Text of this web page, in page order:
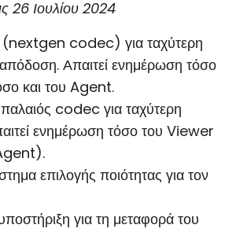
26 Ιουλίου 2024
codec) για ταχύτερη
απόδοση. Απαιτεί ενημέρωση τόσο
και του Agent.
codec για ταχύτερη
ενημέρωση τόσο του Viewer
επιλογής ποιότητας για τον
για τη μεταφορά του